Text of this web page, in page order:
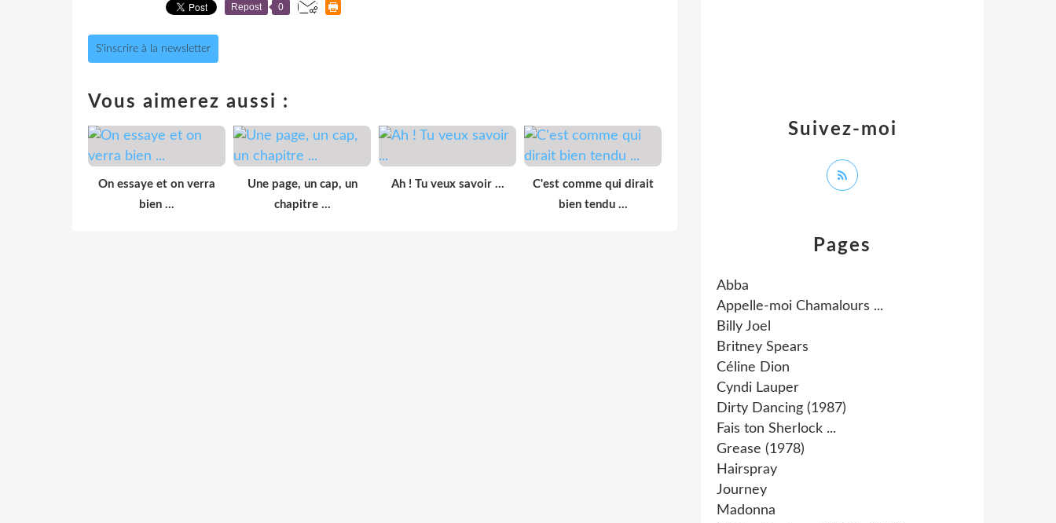
Repost 0
S'inscrire à la newsletter
Vous aimerez aussi :
On essaye et on verra
bien ...
Une page, un cap, un
chapitre ...
Ah ! Tu veux savoir ...
C'est comme qui dirait
bien tendu ...
Pages
Abba
Appelle-moi Chamalours ...
Billy Joel
Britney Spears
Céline Dion
Cyndi Lauper
Dirty Dancing (1987)
Fais ton Sherlock ...
Grease (1978)
Hairspray
Journey
Madonna
Suivez-moi